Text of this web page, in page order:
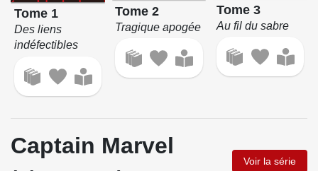
Tome 1
Des liens
indéfectibles
Tome 2
Tragique apogée
Tome 3
Au fil du sabre
Captain Marvel
Voir la série